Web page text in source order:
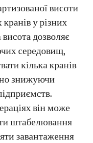
висоти
у різних
дозволяє
середовищ,
кілька кранів
знижуючи
він може
штабелювання
завантаження